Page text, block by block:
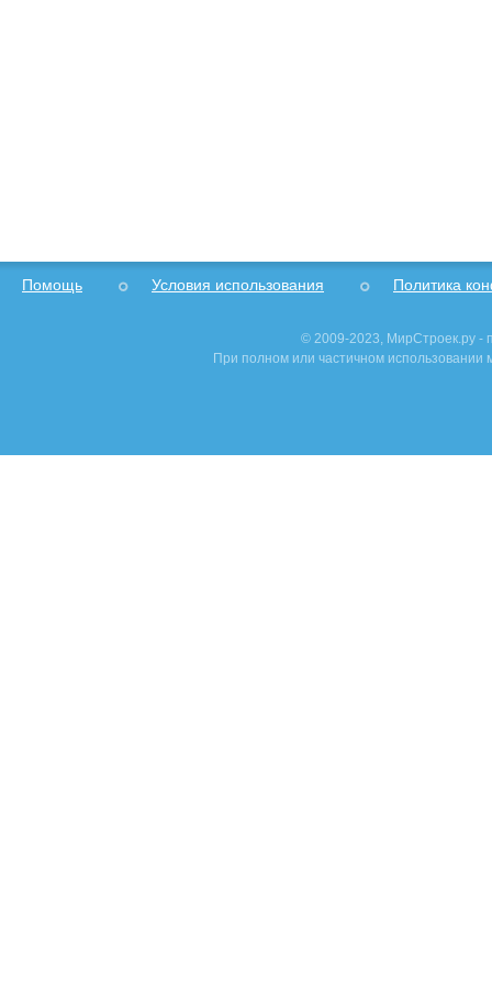
Помощь Условия использования Политика
© 2009-2023, МирСтроек.ру -
При полном или частичном использовании